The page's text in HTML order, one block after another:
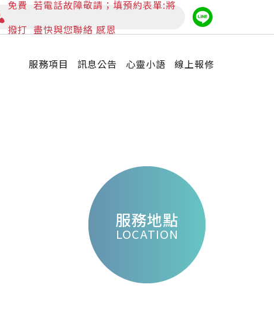
免費
撥打
若電話故障敬請；填預約表單:將
盡快與您聯絡 感恩
服務項目 訊息公告 心靈小語 線上報修
服務地點
LOCATION